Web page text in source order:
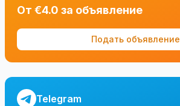
От €4.0 за объявление
Подать объявление
Telegram